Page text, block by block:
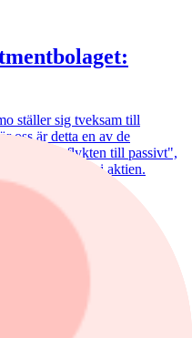
ställer sig tveksam till
oss är detta en av de
köp och flykten till passivt",
en kort position i aktien.
”Ingen